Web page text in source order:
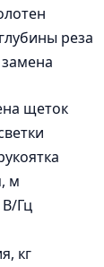
реза
щеток
м
Гц
кг